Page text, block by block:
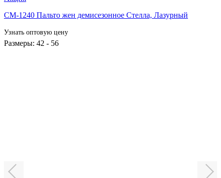
СМ-1240 Пальто жен демисезонное Стелла, Лазурный
Узнать оптовую цену
Размеры: 42 - 56